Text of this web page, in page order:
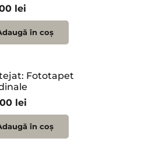
lei
în coș
Fototapet
lei
în coș